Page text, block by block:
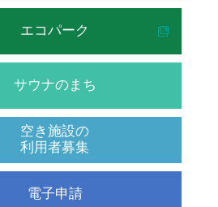
エコパーク
サウナのまち
空き施設の
利用者募集
電子申請